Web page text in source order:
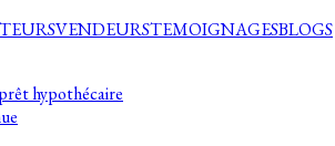
VENDEURSTEMOIGNAGESBLOGS
hypothécaire